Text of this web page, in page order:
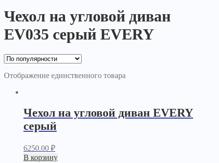
Чехол на угловой диван
EV035 серый EVERY
Отображение единственного товара
Чехол на угловой диван EVERY
серый
6250.00 ₽
В корзину